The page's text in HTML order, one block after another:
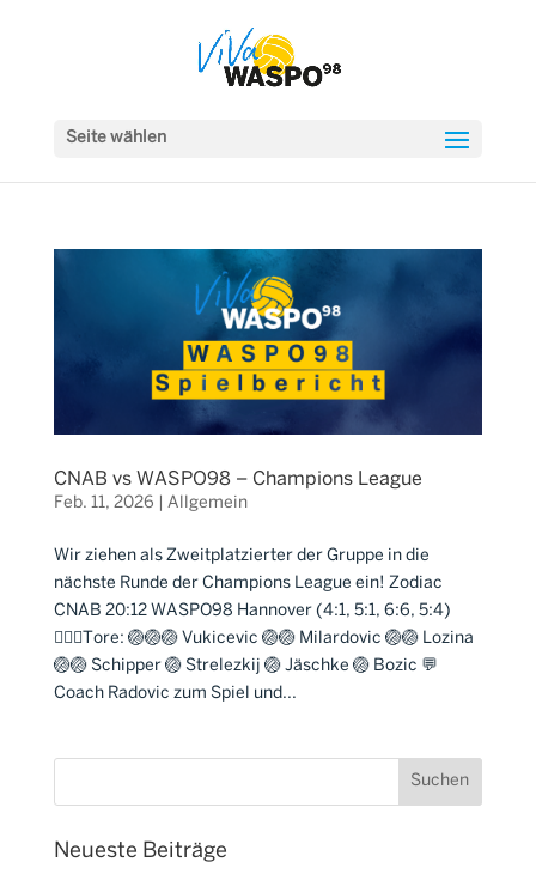
Seite wählen
CNAB vs WASPO98 – Champions League
Feb. 11, 2026 Allgemein
Wir ziehen als Zweitplatzierter der Gruppe in die
nächste Runde der Champions League ein! Zodiac
CNAB 20:12 WASPO98 Hannover (4:1, 5:1, 6:6, 5:4)
🤽🏼‍♂️Tore: 🏐🏐🏐 Vukicevic 🏐🏐 Milardovic 🏐🏐 Lozina
🏐🏐 Schipper 🏐 Strelezkij 🏐 Jäschke 🏐 Bozic 💬
Coach Radovic zum Spiel und...
Neueste Beiträge